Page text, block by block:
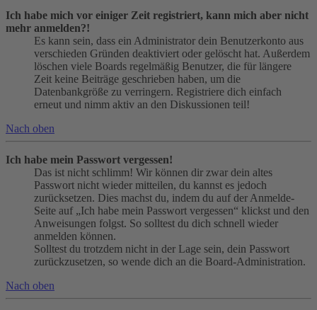
Ich habe mich vor einiger Zeit registriert, kann mich aber nicht
mehr anmelden?!
Es kann sein, dass ein Administrator dein Benutzerkonto aus
verschieden Gründen deaktiviert oder gelöscht hat. Außerdem
löschen viele Boards regelmäßig Benutzer, die für längere
Zeit keine Beiträge geschrieben haben, um die
Datenbankgröße zu verringern. Registriere dich einfach
erneut und nimm aktiv an den Diskussionen teil!
Nach oben
Ich habe mein Passwort vergessen!
Das ist nicht schlimm! Wir können dir zwar dein altes
Passwort nicht wieder mitteilen, du kannst es jedoch
zurücksetzen. Dies machst du, indem du auf der Anmelde-
Seite auf „Ich habe mein Passwort vergessen“ klickst und den
Anweisungen folgst. So solltest du dich schnell wieder
anmelden können.
Solltest du trotzdem nicht in der Lage sein, dein Passwort
zurückzusetzen, so wende dich an die Board-Administration.
Nach oben